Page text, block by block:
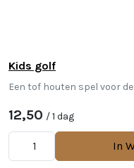
Kids golf
Een tof houten spel voor
12,50 / 1 dag
In